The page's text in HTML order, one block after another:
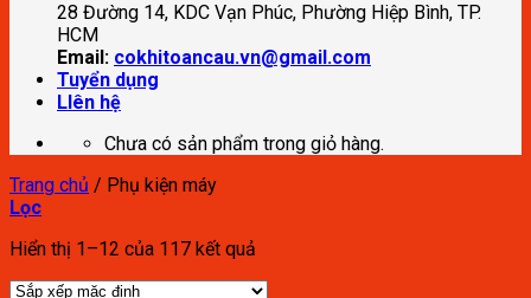
28 Đường 14, KDC Vạn Phúc, Phường Hiệp Bình, TP.
HCM
Email: cokhitoancau.vn@gmail.com
Tuyển dụng
LIên hệ
Chưa có sản phẩm trong giỏ hàng.
Trang chủ / Phụ kiện máy
Lọc
Hiển thị 1–12 của 117 kết quả